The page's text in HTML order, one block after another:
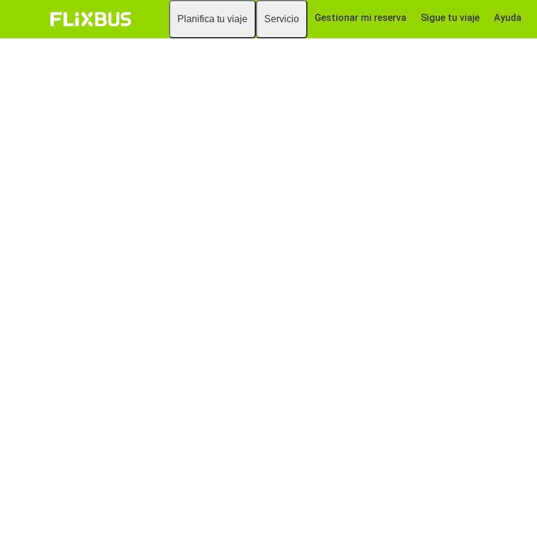
Planifica tu viaje Servicio Gestionar mi reserva Sigue tu viaje Ayuda